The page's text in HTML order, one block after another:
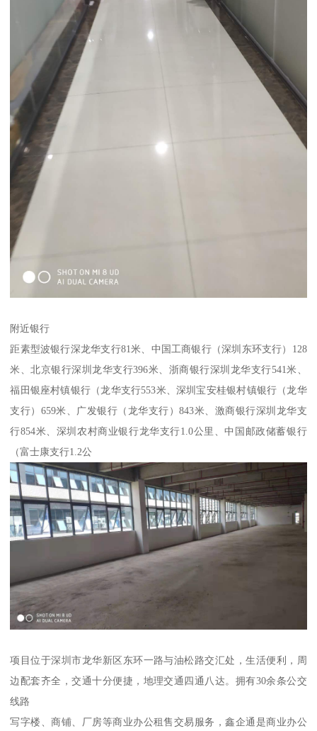
附近银行
距素型波银行深龙华支行81米、中国工商银行（深圳东环支行）128
米、北京银行深圳龙华支行396米、浙商银行深圳龙华支行541米、
福田银座村镇银行（龙华支行553米、深圳宝安桂银村镇银行（龙华
支行）659米、广发银行（龙华支行）843米、激商银行深圳龙华支
行854米、深圳农村商业银行龙华支行1.0公里、中国邮政储蓄银行
（富士康支行1.2公
项目位于深圳市龙华新区东环一路与油松路交汇处，生活便利，周
边配套齐全，交通十分便捷，地理交通四通八达。拥有30余条公交
线路
写字楼、商铺、厂房等商业办公租售交易服务，鑫企通是商业办公